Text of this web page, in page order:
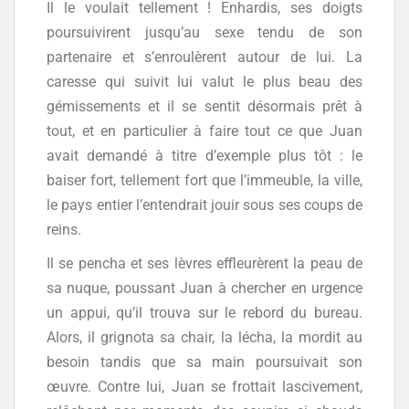
Il le voulait tellement ! Enhardis, ses doigts
poursuivirent jusqu’au sexe tendu de son
partenaire et s’enroulèrent autour de lui. La
caresse qui suivit lui valut le plus beau des
gémissements et il se sentit désormais prêt à
tout, et en particulier à faire tout ce que Juan
avait demandé à titre d’exemple plus tôt : le
baiser fort, tellement fort que l’immeuble, la ville,
le pays entier l’entendrait jouir sous ses coups de
reins.
Il se pencha et ses lèvres effleurèrent la peau de
sa nuque, poussant Juan à chercher en urgence
un appui, qu’il trouva sur le rebord du bureau.
Alors, il grignota sa chair, la lécha, la mordit au
besoin tandis que sa main poursuivait son
œuvre. Contre lui, Juan se frottait lascivement,